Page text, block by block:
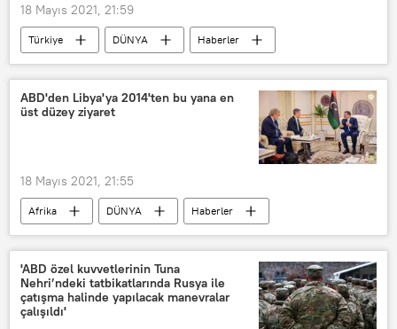
18 Mayıs 2021, 21:59
Türkiye DÜNYA
Haberler
Sedat Peker
Süleyman Soylu
Hadi Özışık
Süleyman Özışık
ABD'den Libya'ya 2014'ten bu yana en
üst düzey ziyaret
18 Mayıs 2021, 21:55
Afrika DÜNYA
Haberler
Joey Hood
Richard Norland
ABD
Libya
Ziyaret
Abdulhamid Dibeybe
'ABD özel kuvvetlerinin Tuna
Nehri’ndeki tatbikatlarında Rusya ile
çatışma halinde yapılacak manevralar
çalışıldı'